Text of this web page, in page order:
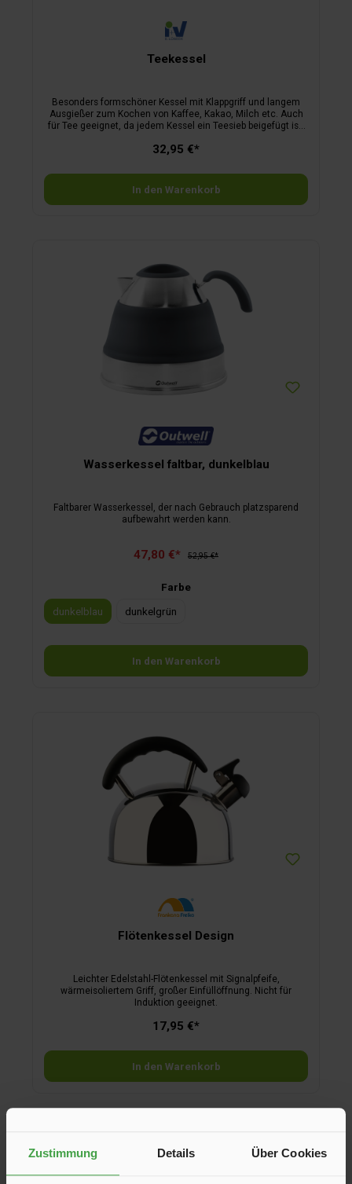
Zustimmung Details Über Cookies
Teekessel
Besonders formschöner Kessel mit Klappgriff und langem
Ausgießer zum Kochen von Kaffee, Kakao, Milch etc. Auch
für Tee geeignet, da jedem Kessel ein Teesieb beigefügt ist.
32,95 €*
In den Warenkorb
Wasserkessel faltbar, dunkelblau
Faltbarer Wasserkessel, der nach Gebrauch platzsparend
aufbewahrt werden kann.
47,80 €* 52,95 €*
Farbe
dunkelblau
dunkelgrün
In den Warenkorb
Flötenkessel Design
Leichter Edelstahl-Flötenkessel mit Signalpfeife,
wärmeisoliertem Griff, großer Einfüllöffnung. Nicht für
Induktion geeignet.
17,95 €*
In den Warenkorb